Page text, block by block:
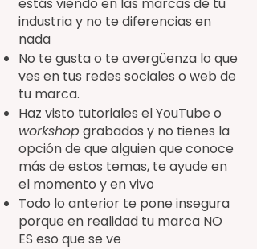
industria y no te diferencias en
nada
No te gusta o te avergüenza lo que
ves en tus redes sociales o web de
tu marca.
Haz visto tutoriales el YouTube o
workshopgrabados y no tienes la
opción de que alguien que conoce
más de estos temas, te ayude en
el momento y en vivo
Todo lo anterior te pone insegura
porque en realidad tu marca NO
ES eso que se ve